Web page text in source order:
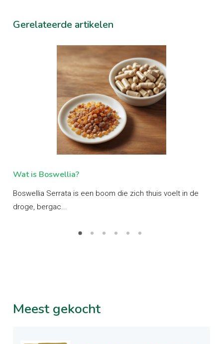
Meest gekocht
Gerelateerde artikelen
Wat is Boswellia?
Boswellia Serrata is een boom die zich thuis voelt in de
droge, bergac...